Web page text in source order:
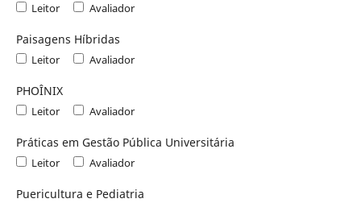
Leitor Avaliador
Paisagens Híbridas
Leitor Avaliador
PHOÎNIX
Leitor Avaliador
Práticas em Gestão Pública Universitária
Leitor Avaliador
Puericultura e Pediatria